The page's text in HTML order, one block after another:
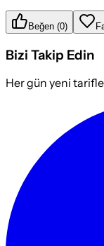
Beğen (0)
Bizi Takip Edin
Her gün yeni